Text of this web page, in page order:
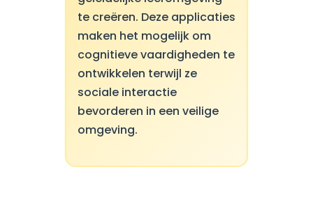
te creëren. Deze applicaties
maken het mogelijk om
cognitieve vaardigheden te
ontwikkelen terwijl ze
sociale interactie
bevorderen in een veilige
omgeving.